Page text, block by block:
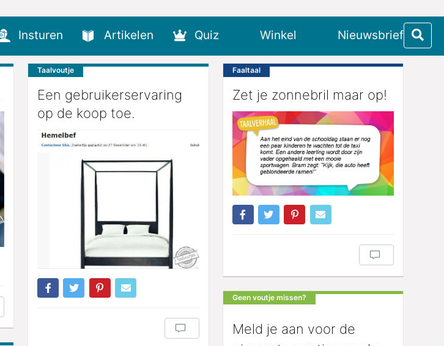
Insturen Artikelen Quiz Winkel
Nieuwsbrief
Taalvoutje
Een gebruikerservaring
op de koop toe.
Faaltaal
Zet je zonnebril maar op!
Geen voutje missen?
Meld je aan voor de